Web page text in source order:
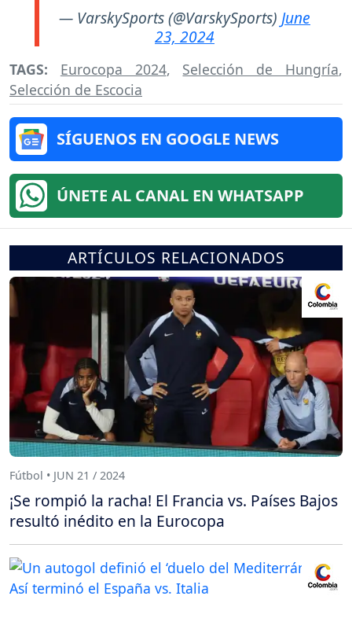
— VarskySports (@VarskySports) June
23, 2024
TAGS: Eurocopa 2024, Selección de Hungría,
Selección de Escocia
SÍGUENOS EN GOOGLE NEWS
ÚNETE AL CANAL EN WHATSAPP
ARTÍCULOS RELACIONADOS
Fútbol • JUN 21 / 2024
¡Se rompió la racha! El Francia vs. Países Bajos
resultó inédito en la Eurocopa